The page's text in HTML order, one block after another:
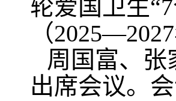
轮爱国卫生
（
周国富、张
出席会议。